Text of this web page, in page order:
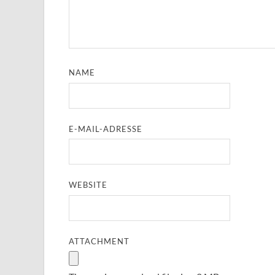
NAME
E-MAIL-ADRESSE
WEBSITE
ATTACHMENT